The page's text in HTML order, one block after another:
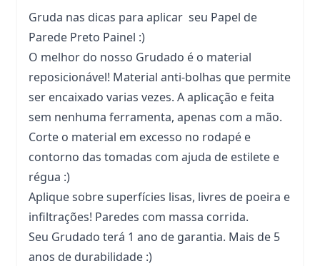
Gruda nas dicas para aplicar seu Papel de
Parede Preto Painel :)
O melhor do nosso Grudado é o material
reposicionável! Material anti-bolhas que permite
ser encaixado varias vezes. A aplicação e feita
sem nenhuma ferramenta, apenas com a mão.
Corte o material em excesso no rodapé e
contorno das tomadas com ajuda de estilete e
régua :)
Aplique sobre superfícies lisas, livres de poeira e
infiltrações! Paredes com massa corrida.
Seu Grudado terá 1 ano de garantia. Mais de 5
anos de durabilidade :)